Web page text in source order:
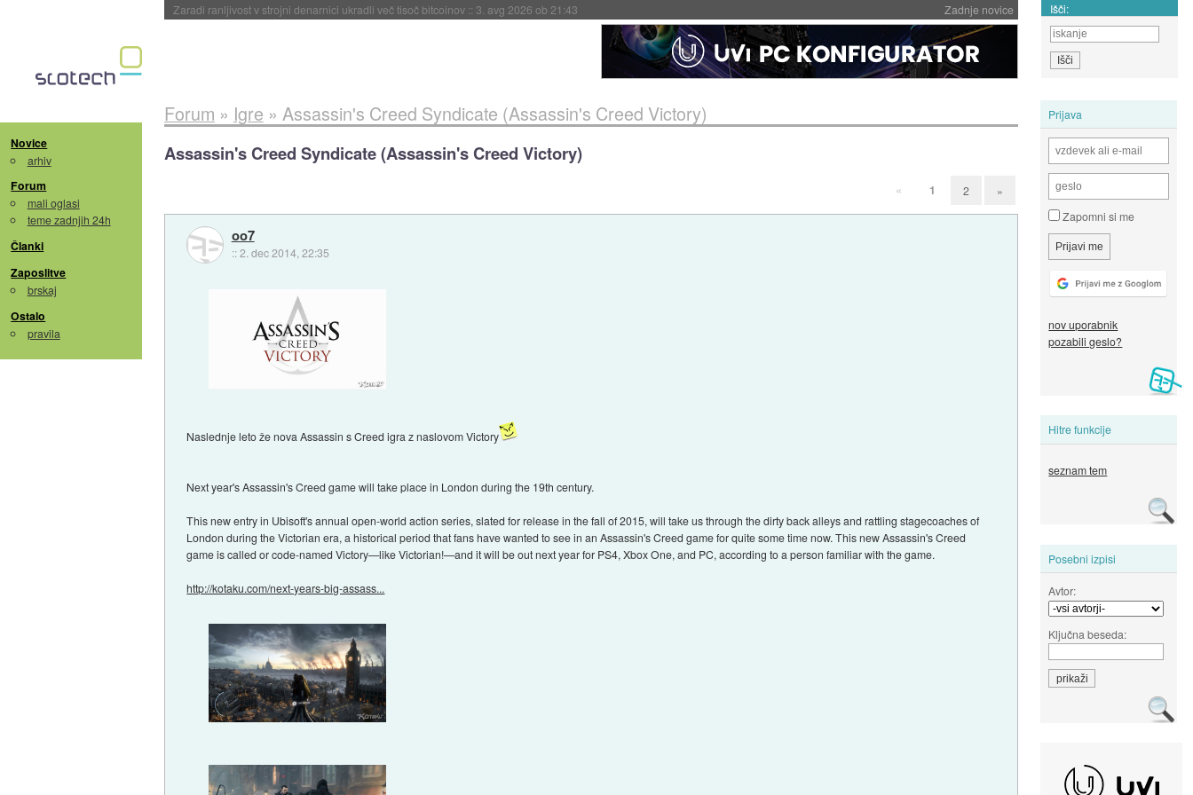
Zadnje novice
Konzole Xbox za polovico dražje:: 3. avg 2026 ob 21:43 Išči:
Novice
arhiv
Forum
mali oglasi
teme zadnjih 24h
Članki
Zaposlitve
brskaj
Ostalo
pravila
Prijava
Zapomni si me
nov uporabnik
pozabili geslo?
Hitre funkcije
seznam tem
Posebni izpisi
Avtor:
Ključna beseda:
Forum » Igre » Assassin's Creed Syndicate (Assassin's Creed Victory)
Assassin's Creed Syndicate (Assassin's Creed Victory)
« 1 2 »
oo7
::2. dec 2014, 22:35
Naslednje leto že nova Assassin s Creed igra z naslovom Victory
Next year's Assassin's Creed game will take place in London during the 19th century.
This new entry in Ubisoft's annual open-world action series, slated for release in the fall of 2015, will take us through the dirty back alleys and rattling stagecoaches of
London during the Victorian era, a historical period that fans have wanted to see in an Assassin's Creed game for quite some time now. This new Assassin's Creed
game is called or code-named Victory—like Victorian!—and it will be out next year for PS4, Xbox One, and PC, according to a person familiar with the game.
http://kotaku.com/next-years-big-assass...